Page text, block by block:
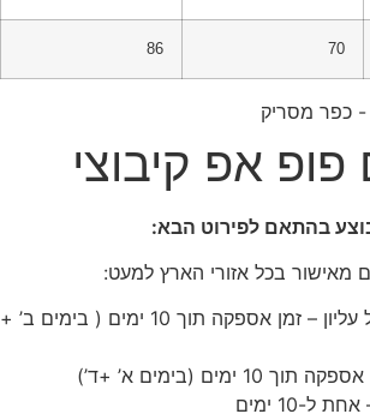
70
86
אפ קיבוצי
בהתאם לפירוט הבא:
רמת הגולן וגליל עליון – זמן אספקה תוך 10 ימים ( בימים ב’ +
ימים (בימים א’ +ד’)
ל-10 ימים